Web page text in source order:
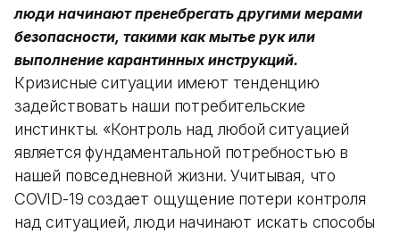
люди начинают пренебрегать другими мерами
безопасности, такими как мытье рук или
выполнение карантинных инструкций.
Кризисные ситуации имеют тенденцию
задействовать наши потребительские
инстинкты. «Контроль над любой ситуацией
является фундаментальной потребностью в
нашей повседневной жизни. Учитывая, что
COVID-19 создает ощущение потери контроля
над ситуацией, люди начинают искать способы